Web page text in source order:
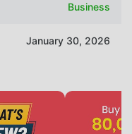
Business
January 30, 2026